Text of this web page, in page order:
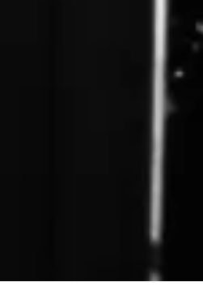
Mi Cuenta